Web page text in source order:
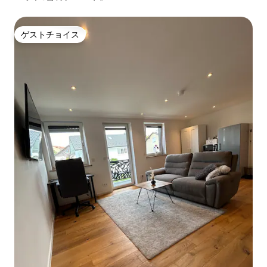
ゲストチョイス
ゲストチョイス